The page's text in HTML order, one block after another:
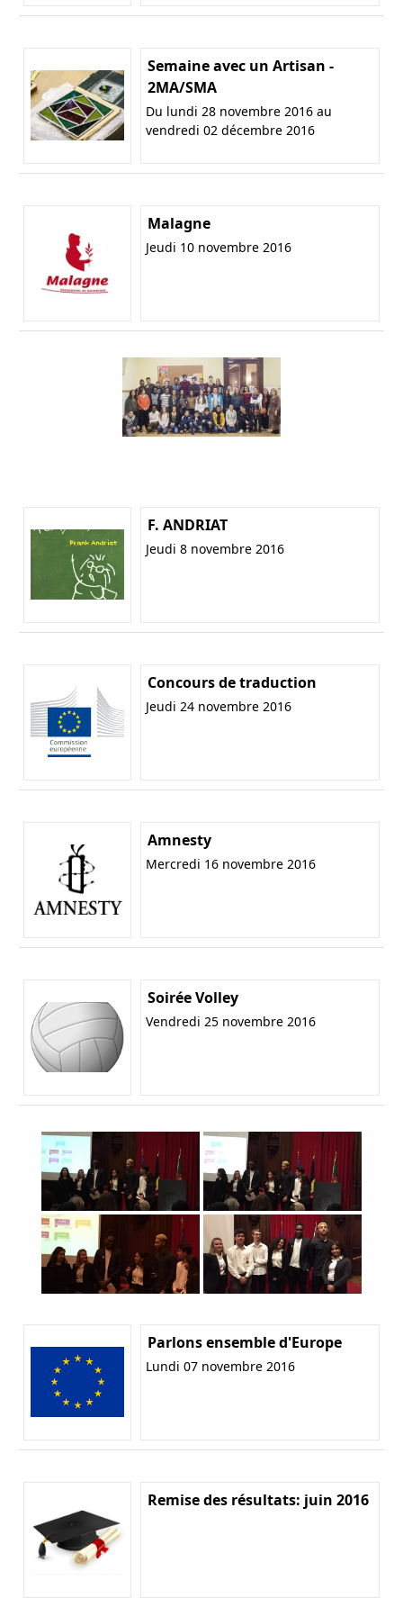
Semaine avec un Artisan -
2MA/SMA
Du lundi 28 novembre 2016 au
vendredi 02 décembre 2016
Malagne
Jeudi 10 novembre 2016
F. ANDRIAT
Jeudi 8 novembre 2016
Concours de traduction
Jeudi 24 novembre 2016
Amnesty
Mercredi 16 novembre 2016
Soirée Volley
Vendredi 25 novembre 2016
Parlons ensemble d'Europe
Lundi 07 novembre 2016
Remise des résultats: juin 2016